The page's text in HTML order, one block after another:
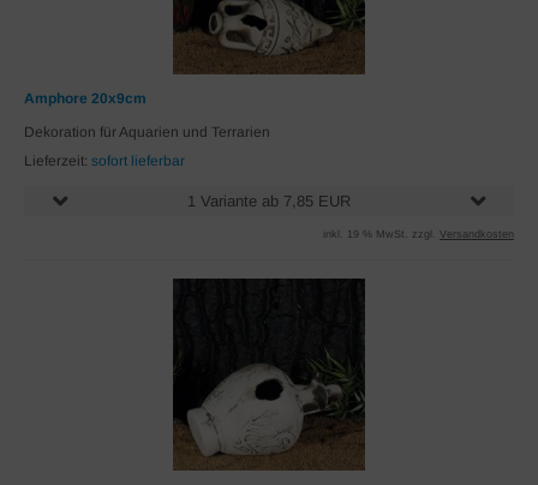
Amphore 20x9cm
Dekoration für Aquarien und Terrarien
Lieferzeit: sofort lieferbar
1 Variante ab 7,85 EUR
inkl. 19 % MwSt. zzgl. Versandkosten